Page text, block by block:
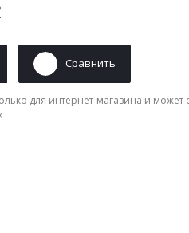
Сравнить
для интернет-магазина и может